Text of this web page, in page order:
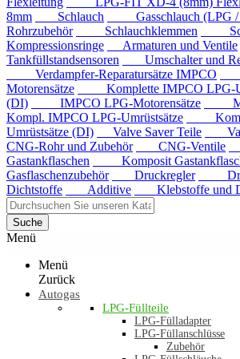
8mm
Schlauch Gasschlauch (LPG /
Rohrzubehör
Schlauchklemmen
Kompressionsringe
Armaturen und Ventile
Tankfüllstandsensoren
Umschalter und
Verdampfer-Reparatursätze IMPCO
Motorensätze
Komplette IMPCO LPG-
(DI)
IMPCO LPG-Motorensätze
Kompl. IMPCO LPG-Umrüstsätze
Kompl.
Umrüstsätze (DI)
Valve Saver Teile
CNG-Rohr und Zubehör
CNG-Ventile
Gastankflaschen
Komposit
Gasflaschenzubehör
Druckregler
Dichtstoffe
Additive Klebstoffe und
Suche
Menü
Menü
Zurück
Autogas
LPG-Füllteile
LPG-Fülladapter
LPG-Füllanschlüsse
Zubehör